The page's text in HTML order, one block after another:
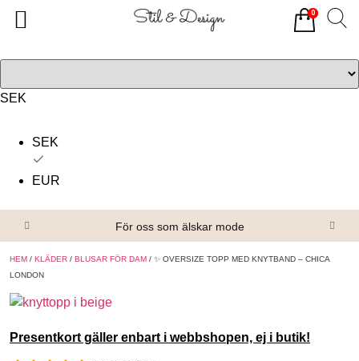
SEK
SEK
EUR
För oss som älskar mode
HEM / KLÄDER / BLUSAR FÖR DAM / ✨ OVERSIZE TOPP MED KNYTBAND – CHICA
LONDON
Presentkort gäller enbart i webbshopen, ej i butik!
0
Alla produkter
Om oss